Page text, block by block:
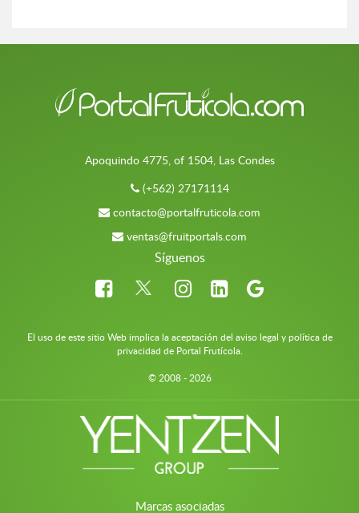
Apoquindo 4775, of 1504, Las Condes
(+562) 27171114
contacto@portalfruticola.com
ventas@fruitportals.com
Síguenos
El uso de este sitio Web implica la aceptación del aviso legal y política de
privacidad de Portal Frutícola.
© 2008 - 2026
Marcas asociadas